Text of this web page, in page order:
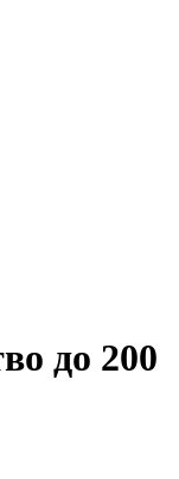
до 200